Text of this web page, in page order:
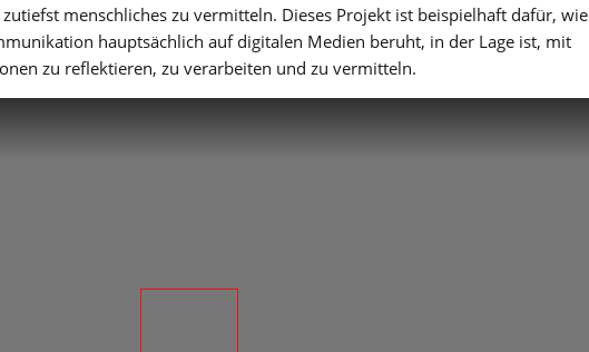
menschliches zu vermitteln. Dieses Projekt ist beispielhaft dafür, wie
hauptsächlich auf digitalen Medien beruht, in der Lage ist, mit
zu reflektieren, zu verarbeiten und zu vermitteln.